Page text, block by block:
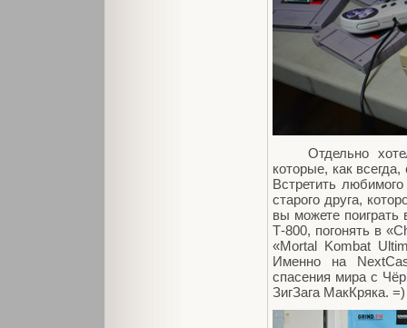
Отдельно
которые, как
Встретить
старого друга,
вы можете поиграть
Т-800, погонять в
«Mortal Kombat
Именно на
спасения мира с
ЗигЗага МакКряка. =)